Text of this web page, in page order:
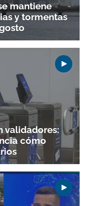
mantiene
y tormentas
validadores:
cómo